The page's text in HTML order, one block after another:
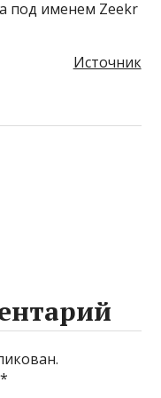
под именем Zeekr
Источник
*